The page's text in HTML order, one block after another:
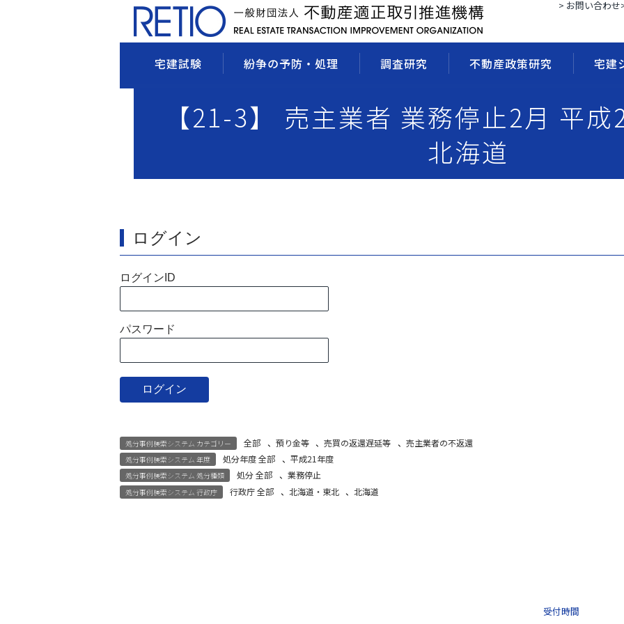
> お問い合わせ
宅建試験 紛争の予防・処理 調査研究 不動産政策研究 宅建
【21-3】 売主業者 業務停止2月 平成
北海道
ログイン
ログインID
パスワード
処分事例検索システム カテゴリー 全部 、 預り金等 、売買の返還遅延等 、 売主業者の不返還
処分事例検索システム 年度 処分年度 全部 、 平成21年度
処分事例検索システム 処分種類 処分 全部 、 業務停止
処分事例検索システム 行政庁 行政庁 全部 、 北海道・東北 、北海道
受付時間